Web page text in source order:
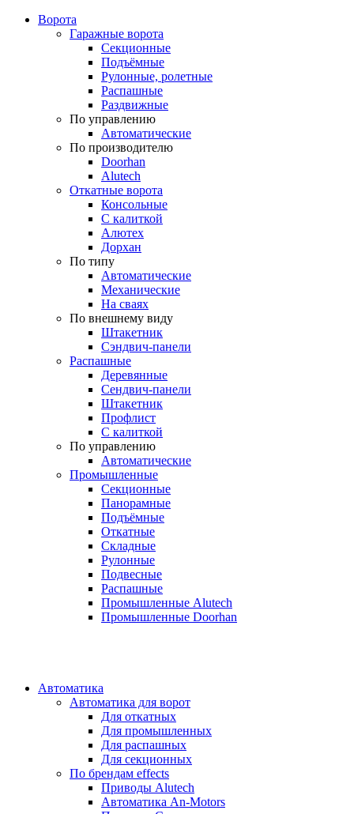
Ворота
Гаражные ворота
Секционные
Подъёмные
Рулонные, ролетные
Распашные
Раздвижные
По управлению
Автоматические
По производителю
Doorhan
Alutech
Откатные ворота
Консольные
С калиткой
Алютех
Дорхан
По типу
Автоматические
Механические
На сваях
По внешнему виду
Штакетник
Сэндвич-панели
Распашные
Деревянные
Сендвич-панели
Штакетник
Профлист
С калиткой
По управлению
Автоматические
Промышленные
Секционные
Панорамные
Подъёмные
Откатные
Складные
Рулонные
Подвесные
Распашные
Промышленные Alutech
Промышленные Doorhan
Автоматика
Автоматика для ворот
Для откатных
Для промышленных
Для распашных
Для секционных
По брендам effects
Приводы Alutech
Автоматика An-Motors